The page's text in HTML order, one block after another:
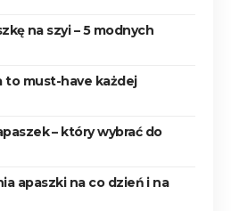
na szyi – 5 modnych
to must-have każdej
– który wybrać‍ do
apaszki na co dzień⁤ i na